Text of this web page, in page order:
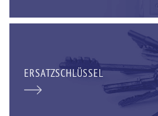
ERSATZSCHLÜSSEL